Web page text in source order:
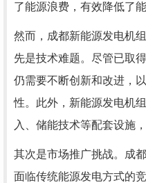
了能源浪费，有效降低了能
然而，成都新能源发电机
先是技术难题。尽管已取
仍需要不断创新和改进，
性。此外，新能源发电机
入、储能技术等配套设施
其次是市场推广挑战。成
面临传统能源发电方式的